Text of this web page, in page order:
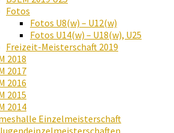
Fotos
Fotos U8(w) – U12(w)
Fotos U14(w) – U18(w), U25
Freizeit-Meisterschaft 2019
2018
2017
2016
2015
2014
Einzelmeisterschaft